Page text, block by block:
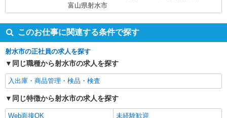
295000円※別途交通費支給 ＜月収＞ 321000円以
上可 月給300000円＋深夜手当472円×45H
富山県射水市
このお仕事に関連する条件で探す
射水市の正社員の求人を探す
同じ職種から射水市の求人を探す
入出庫・商品管理・検品・検査
同じ特徴から射水市の求人を探す
Web面接OK
未経験歓迎